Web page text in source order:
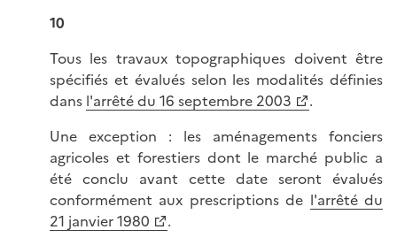
10
Tous les travaux topographiques doivent être
spécifiés et évalués selon les modalités définies
dans l'arrêté du 16 septembre 2003
.
Une exception : les aménagements fonciers
agricoles et forestiers dont le marché public a
été conclu avant cette date seront évalués
conformément aux prescriptions de l'arrêté du
21 janvier 1980
.